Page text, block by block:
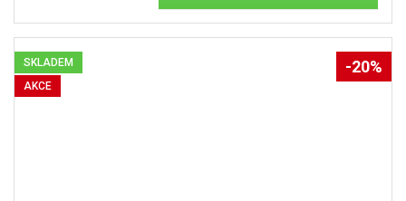
SKLADEM
AKCE
-20%